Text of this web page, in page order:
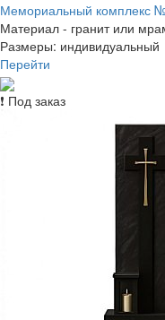
Мемориальный комплекс
Материал - гранит или
Размеры: индивидуальный
Перейти
❗ Под заказ